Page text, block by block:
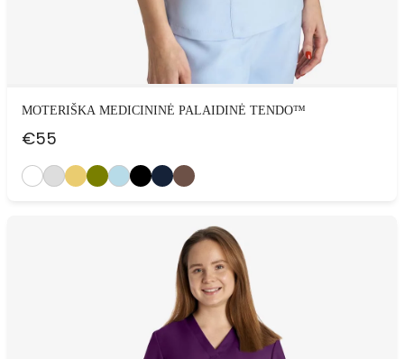
MOTERIŠKA MEDICININĖ PALAIDINĖ TENDO™
€55